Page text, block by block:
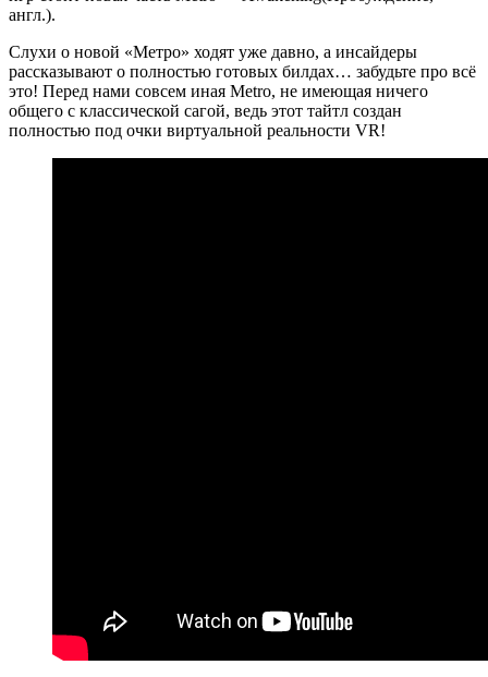
англ.).
Слухи о новой «Метро» ходят уже давно, а инсайдеры
рассказывают о полностью готовых билдах… забудьте про всё
это! Перед нами совсем иная Metro, не имеющая ничего
общего с классической сагой, ведь этот тайтл создан
полностью под очки виртуальной реальности VR!